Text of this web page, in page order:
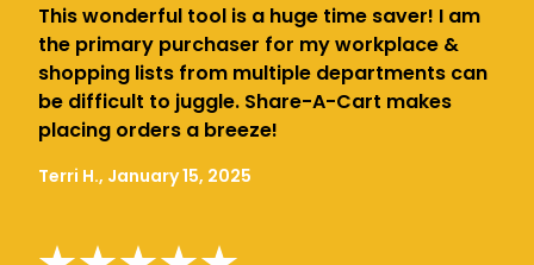
This wonderful tool is a huge time saver! I am
the primary purchaser for my workplace &
shopping lists from multiple departments can
be difficult to juggle. Share-A-Cart makes
placing orders a breeze!
Terri H., January 15, 2025